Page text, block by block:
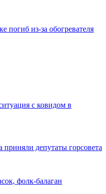
погиб из-за обогревателя
с ковидом в
депутаты горсовета
фолк-балаган